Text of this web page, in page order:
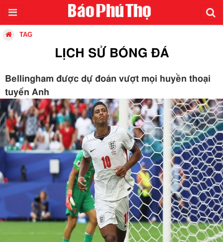
TAG
LỊCH SỬ BÓNG ĐÁ
Bellingham được dự đoán vượt mọi huyền thoại
tuyển Anh